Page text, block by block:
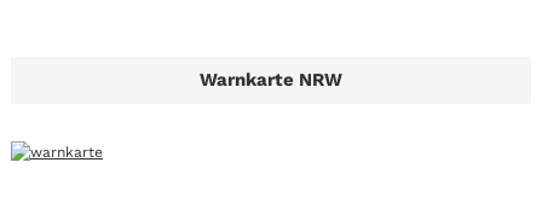
Warnkarte NRW